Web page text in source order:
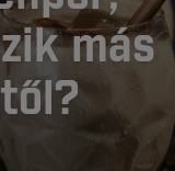
más